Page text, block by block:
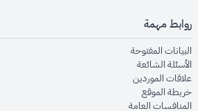
روابط مهمة
البيانات المفتوحةopens in new window
الأسئلة الشائعةopens in new window
علاقات الموردينopens in new window
خريطة الموقعopens in new window
المنافسات العامةopens in new window